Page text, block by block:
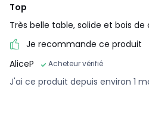
Top
Très belle table, solide et bois de
Je recommande ce produit
AliceP
Acheteur vérifié
J'ai ce produit depuis environ 1